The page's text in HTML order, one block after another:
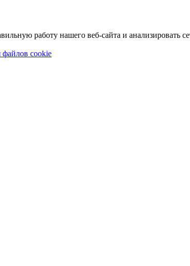
работу нашего веб-сайта и анализировать
файлов cookie